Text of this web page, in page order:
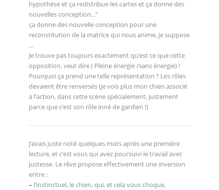
hypothèse et ça redistribue les cartes et ça donne des
nouvelles conception..."
ça donne des nouvelle conception pour une
reconstitution de la matrice qui nous anime, je suppose
...
Je trouve pas toujours exactement qu’est ce que cette
opposition, veut dire ( Pleine énergie /sans énergie) !
Pourquoi ça prend une telle représentation ? Les rôles
devaient être renversés (je vois plus mon chien associé
à l’action, dans cette scène spécialement, justement
parce que c’est son rôle inné de gardien !)
J’avais juste noté quelques mots après une première
lecture, et c’est vous qui avez poursuivi le travail avec
justesse. Le rêve propose effectivement une inversion
entre :
– l’instinctuel, le chien, qui, et cela vous choque,